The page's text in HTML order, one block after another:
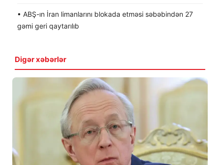
• ABŞ-ın İran limanlarını blokada etməsi səbəbindən 27
gəmi geri qaytarılıb
Digər xəbərlər